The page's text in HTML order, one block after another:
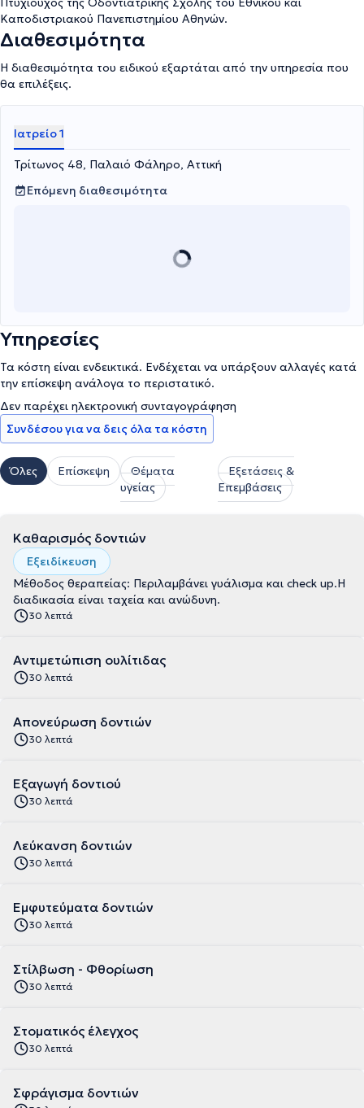
Καποδιστριακού Πανεπιστημίου Αθηνών.
Διαθεσιμότητα
Η διαθεσιμότητα του ειδικού εξαρτάται από την υπηρεσία που
θα επιλέξεις.
Ιατρείο 1
Τρίτωνος 48, Παλαιό Φάληρο, Αττική
Επόμενη διαθεσιμότητα
Υπηρεσίες
Τα κόστη είναι ενδεικτικά. Ενδέχεται να υπάρξουν αλλαγές κατά
την επίσκεψη ανάλογα το περιστατικό.
Δεν παρέχει ηλεκτρονική συνταγογράφηση
Συνδέσου για να δεις όλα τα κόστη
Όλες Επίσκεψη
Θέματα
υγείας
Εξετάσεις &
Επεμβάσεις
Καθαρισμός δοντιών
Εξειδίκευση
Μέθοδος θεραπείας: Περιλαμβάνει γυάλισμα και check up.Η
διαδικασία είναι ταχεία και ανώδυνη.
30 λεπτά
Αντιμετώπιση ουλίτιδας
30 λεπτά
Απονεύρωση δοντιών
30 λεπτά
Εξαγωγή δοντιού
30 λεπτά
Λεύκανση δοντιών
30 λεπτά
Εμφυτεύματα δοντιών
30 λεπτά
Στίλβωση - Φθορίωση
30 λεπτά
Στοματικός έλεγχος
30 λεπτά
Σφράγισμα δοντιών